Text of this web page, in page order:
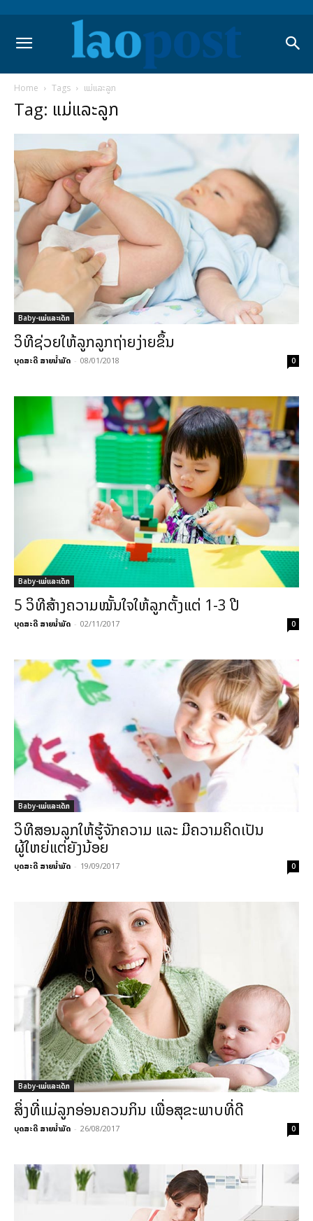
Home Tags ແມ່ແລະລູກ
Tag: ແມ່ແລະລູກ
Baby-ແມ່ແລະເດັກ
ວິທີຊ່ວຍໃຫ້ລູກລູກຖ່າຍງ່າຍຂຶ້ນ
ບຸດສະດີ ສາຍນ້ຳມັດ - 08/01/2018 0
Baby-ແມ່ແລະເດັກ
5 ວິທີສ້າງຄວາມໝັ້ນໃຈໃຫ້ລູກຕັ້ງແຕ່ 1-3 ປີ
ບຸດສະດີ ສາຍນ້ຳມັດ - 02/11/2017 0
Baby-ແມ່ແລະເດັກ
ວິທີສອນລູກໃຫ້ຮູ້ຈັກຄວາມ ແລະ ມີຄວາມຄິດເປັນ
ຜູ້ໃຫຍ່ແຕ່ຍັງນ້ອຍ
ບຸດສະດີ ສາຍນ້ຳມັດ - 19/09/2017 0
Baby-ແມ່ແລະເດັກ
ສິ່ງທີ່ແມ່ລູກອ່ອນຄວນກິນ ເພື່ອສຸຂະພາບທີ່ດີ
ບຸດສະດີ ສາຍນ້ຳມັດ - 26/08/2017 0